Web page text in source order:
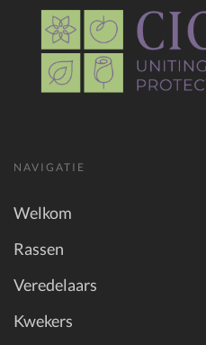
NAVIGATIE
Welkom
Rassen
Veredelaars
Kwekers